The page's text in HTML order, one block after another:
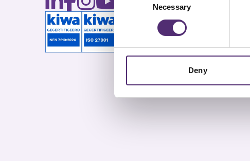
Selection
Necessary
Deny